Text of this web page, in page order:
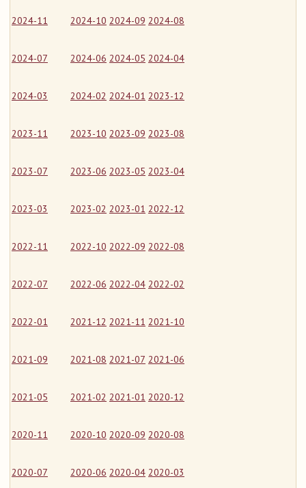
2024-11 2024-10 2024-09 2024-08
2024-07 2024-06 2024-05 2024-04
2024-03 2024-02 2024-01 2023-12
2023-11 2023-10 2023-09 2023-08
2023-07 2023-06 2023-05 2023-04
2023-03 2023-02 2023-01 2022-12
2022-11 2022-10 2022-09 2022-08
2022-07 2022-06 2022-04 2022-02
2022-01 2021-12 2021-11 2021-10
2021-09 2021-08 2021-07 2021-06
2021-05 2021-02 2021-01 2020-12
2020-11 2020-10 2020-09 2020-08
2020-07 2020-06 2020-04 2020-03